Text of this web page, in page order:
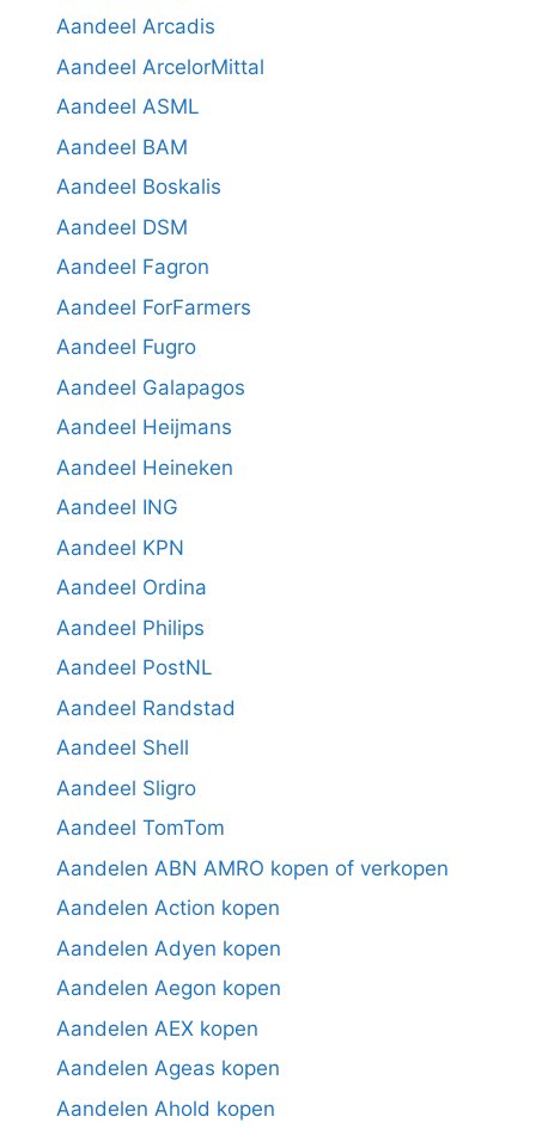
Aandeel Arcadis
Aandeel ArcelorMittal
Aandeel ASML
Aandeel BAM
Aandeel Boskalis
Aandeel DSM
Aandeel Fagron
Aandeel ForFarmers
Aandeel Fugro
Aandeel Galapagos
Aandeel Heijmans
Aandeel Heineken
Aandeel ING
Aandeel KPN
Aandeel Ordina
Aandeel Philips
Aandeel PostNL
Aandeel Randstad
Aandeel Shell
Aandeel Sligro
Aandeel TomTom
Aandelen ABN AMRO kopen of verkopen
Aandelen Action kopen
Aandelen Adyen kopen
Aandelen Aegon kopen
Aandelen AEX kopen
Aandelen Ageas kopen
Aandelen Ahold kopen